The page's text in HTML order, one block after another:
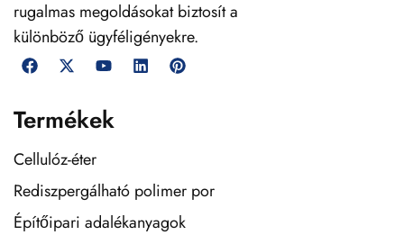
rugalmas megoldásokat biztosít a
különböző ügyféligényekre.
Termékek
Cellulóz-éter
Rediszpergálható polimer por
Építőipari adalékanyagok